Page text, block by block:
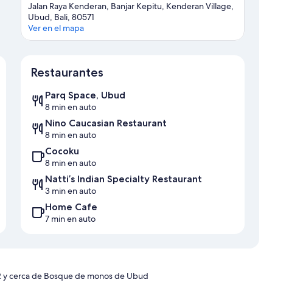
Jalan Raya Kenderan, Banjar Kepitu, Kenderan Village,
Ubud, Bali, 80571
Ver en el mapa
Restaurantes
Parq Space, Ubud
8 min en auto
Nino Caucasian Restaurant
8 min en auto
Cocoku
8 min en auto
Natti’s Indian Specialty Restaurant
3 min en auto
Home Cafe
7 min en auto
cerca de Bosque de monos de Ubud